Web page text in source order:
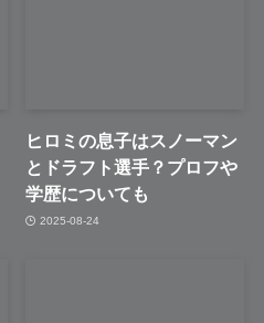
ヒロミの息子はスノーマン
とドラフト選手？プロフや
学歴についても
2025-08-24